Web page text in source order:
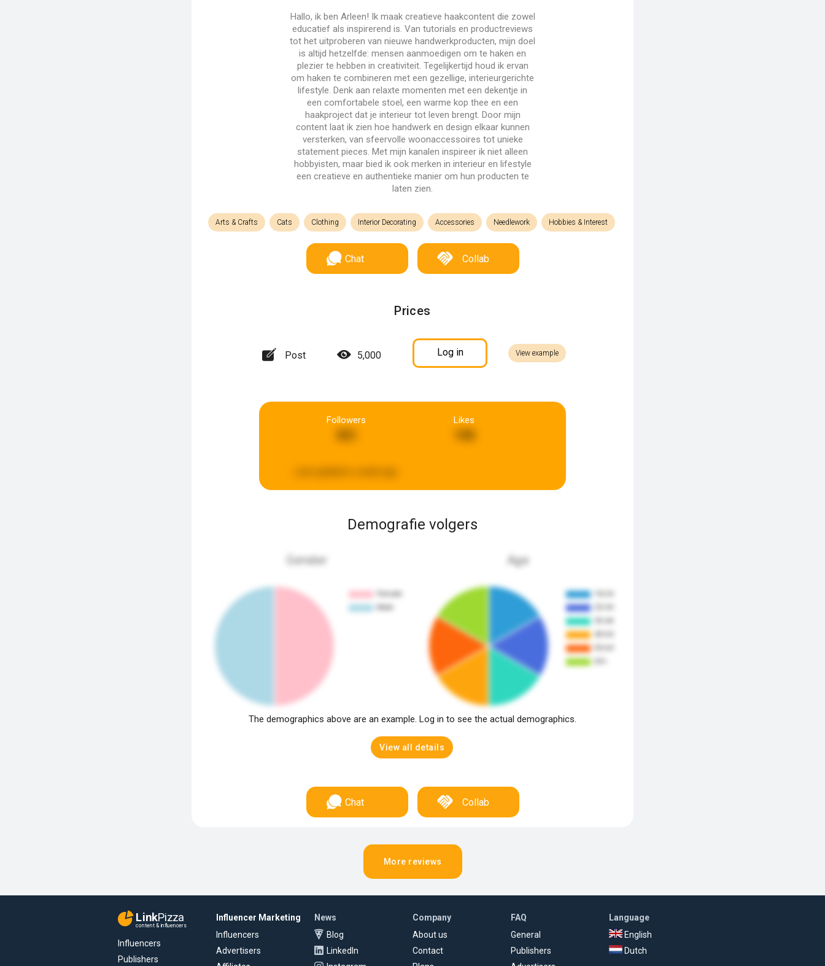
Hallo, ik ben Arleen! Ik maak creatieve haakcontent die zowel
educatief als inspirerend is. Van tutorials en productreviews
tot het uitproberen van nieuwe handwerkproducten, mijn doel
is altijd hetzelfde: mensen aanmoedigen om te haken en
plezier te hebben in creativiteit. Tegelijkertijd houd ik ervan
om haken te combineren met een gezellige, interieurgerichte
lifestyle. Denk aan relaxte momenten met een dekentje in
een comfortabele stoel, een warme kop thee en een
haakproject dat je interieur tot leven brengt. Door mijn
content laat ik zien hoe handwerk en design elkaar kunnen
versterken, van sfeervolle woonaccessoires tot unieke
statement pieces. Met mijn kanalen inspireer ik niet alleen
hobbyisten, maar bied ik ook merken in interieur en lifestyle
een creatieve en authentieke manier om hun producten te
laten zien.
Arts & Crafts Cats Clothing Interior Decorating Accessories Needlework Hobbies & Interest
Chat Collab
Prices
Post 5,000 Log in View example
Followers Likes
Demografie volgers
Gender Age
The demographics above are an example. Log in to see the actual demographics.
View all details
Chat Collab
More reviews
LinkPizza
content & influencers
Influencers
Publishers
Influencer Marketing
Influencers
Advertisers
News
Blog
LinkedIn
Company
About us
Contact
FAQ
General
Publishers
Language
English
Dutch